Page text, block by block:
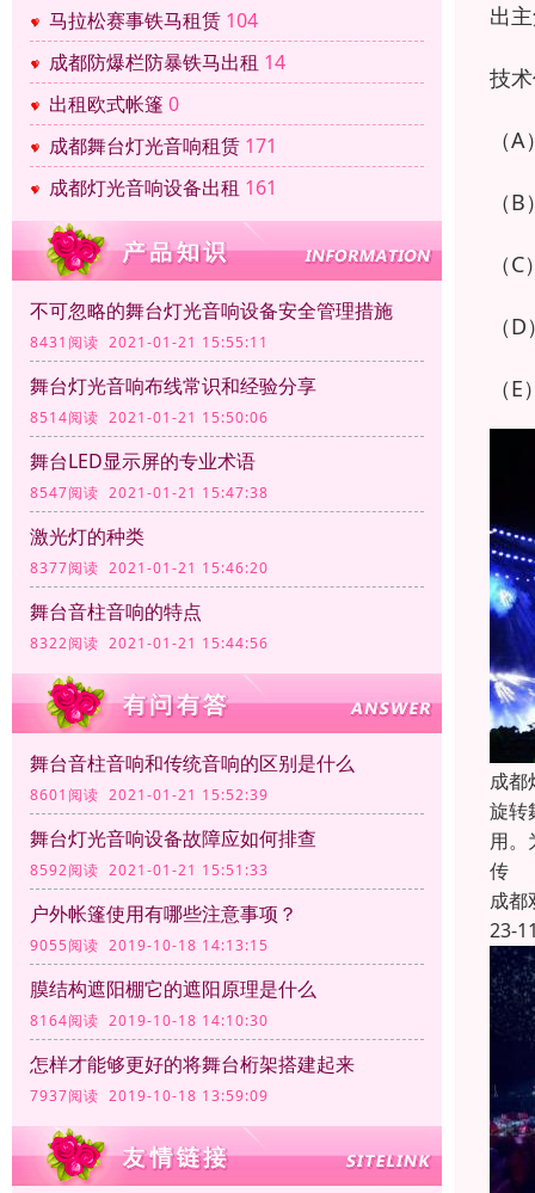
马拉松赛事铁马租赁 104
成都防爆栏防暴铁马出租 14
出租欧式帐篷 0
成都舞台灯光音响租赁 171
成都灯光音响设备出租 161
不可忽略的舞台灯光音响设备安全管理措施
8431阅读 2021-01-21 15:55:11
舞台灯光音响布线常识和经验分享
8514阅读 2021-01-21 15:50:06
舞台LED显示屏的专业术语
8547阅读 2021-01-21 15:47:38
激光灯的种类
8377阅读 2021-01-21 15:46:20
舞台音柱音响的特点
8322阅读 2021-01-21 15:44:56
舞台音柱音响和传统音响的区别是什么
8601阅读 2021-01-21 15:52:39
舞台灯光音响设备故障应如何排查
8592阅读 2021-01-21 15:51:33
户外帐篷使用有哪些注意事项？
9055阅读 2019-10-18 14:13:15
膜结构遮阳棚它的遮阳原理是什么
8164阅读 2019-10-18 14:10:30
怎样才能够更好的将舞台桁架搭建起来
7937阅读 2019-10-18 13:59:09
出
技
（
（
（
（
（
成都
旋转
用。
传
成都
23-